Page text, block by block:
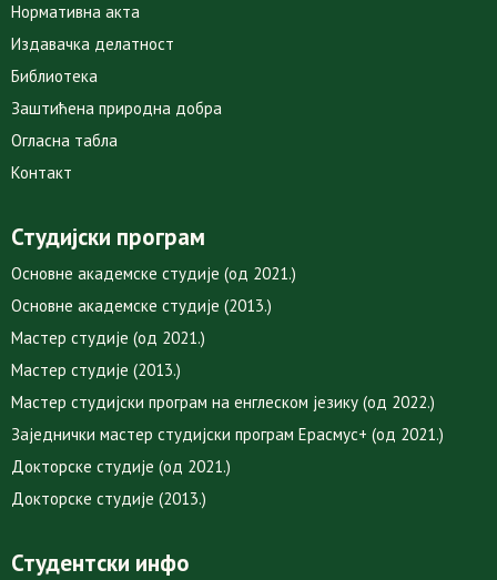
Нормативна акта
Издавачка делатност
Библиотека
Заштићена природна добра
Огласна табла
Контакт
Студијски програм
Основне академске студије (од 2021.)
Основне академске студије (2013.)
Мастер студије (од 2021.)
Мастер студије (2013.)
Мастер студијски програм на енглеском језику (од 2022.)
Заједнички мастер студијски програм Ерасмус+ (од 2021.)
Докторске студије (од 2021.)
Докторске студије (2013.)
Студентски инфо